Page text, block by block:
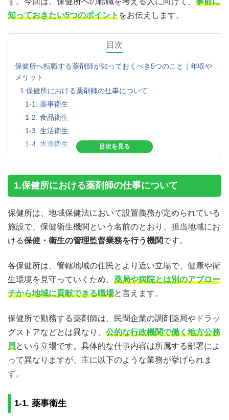
知っておきたい5つのポイントをお伝えします。
目次
保健所へ転職する薬剤師が知っておくべき5つのこと｜年収や
メリット
1.保健所における薬剤師の仕事について
1-1. 薬事衛生
1-2. 食品衛生
1-3. 生活衛生
1-4. 水道衛生
3.保健所で働くメリット
メリット1. 休日・有給休暇・勤務時間
メリット2. 福利厚生や各種手当が充実している
メリット3. 地域貢献に対するやりがい
4.転職の際に求められる条件
4-2. 各自治体による試験
5.保健所の薬剤師をめざす際の注意点
5-1. 受験資格と年齢制限を確認する
1.保健所における薬剤師の仕事について
保健所は、地域保健法において設置義務が定められている
施設で、保健衛生機関という名前のとおり、担当地域にお
ける保健・衛生の管理監督業務を行う機関です。
各保健所は、管轄地域の住民とより近い立場で、健康や衛
生環境を見守っていくため、 薬局や病院とは別のアプロー
チから地域に貢献できる職場と言えます。
保健所で勤務する薬剤師は、民間企業の調剤薬局やドラッ
グストアなどとは異なり、 公的な行政機関で働く地方公務
員という立場です。具体的な仕事内容は所属する部署によ
って異なりますが、主に以下のような業務が挙げられま
す。
1-1. 薬事衛生